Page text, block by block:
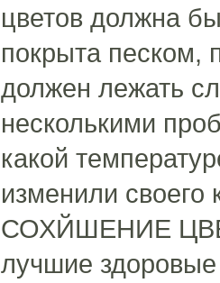
цветов должна
покрыта песком,
должен лежать
несколькими
какой
изменили
СОХЙШЕНИЕ
лучшие здоровые